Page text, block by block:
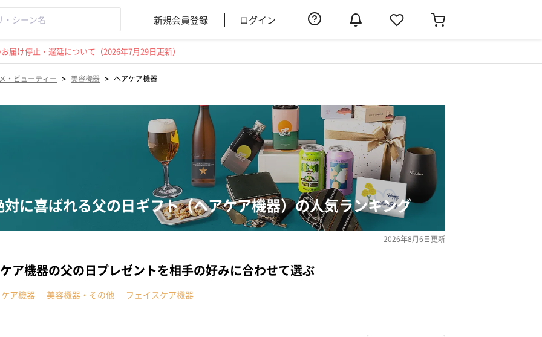
新規会員登録 ログイン
け停止・遅延について（2026年7月29日更新）
・ビューティー > 美容機器 > ヘアケア機器
対に喜ばれる父の日ギフト（ヘアケア機器）の人気ランキング
2026年8月6日更新
ア機器の父の日プレゼントを相手の好みに合わせて選ぶ
ア機器 美容機器・その他 フェイスケア機器